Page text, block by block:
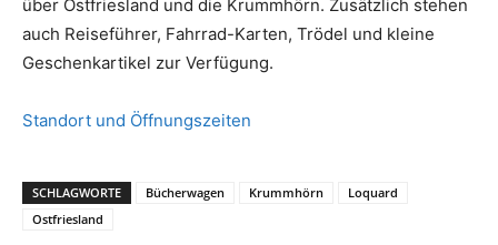
über Ostfriesland und die Krummhörn. Zusätzlich stehen
auch Reiseführer, Fahrrad-Karten, Trödel und kleine
Geschenkartikel zur Verfügung.
Standort und Öffnungszeiten
SCHLAGWORTE Bücherwagen Krummhörn
Loquard
Ostfriesland